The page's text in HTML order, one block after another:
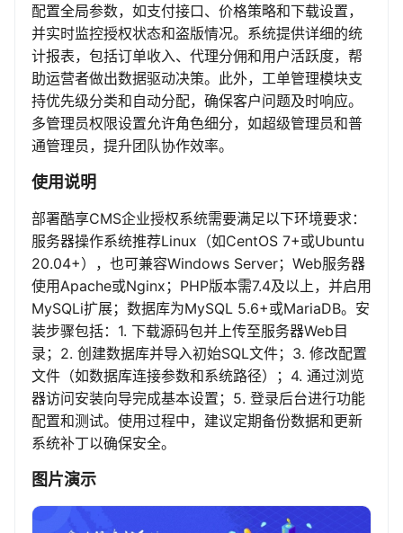
配置全局参数，如支付接口、价格策略和下载设置，
并实时监控授权状态和盗版情况。系统提供详细的统
计报表，包括订单收入、代理分佣和用户活跃度，帮
助运营者做出数据驱动决策。此外，工单管理模块支
持优先级分类和自动分配，确保客户问题及时响应。
多管理员权限设置允许角色细分，如超级管理员和普
通管理员，提升团队协作效率。
使用说明
部署酷享CMS企业授权系统需要满足以下环境要求：
服务器操作系统推荐Linux（如CentOS 7+或Ubuntu
20.04+），也可兼容Windows Server；Web服务器
使用Apache或Nginx；PHP版本需7.4及以上，并启用
MySQLi扩展；数据库为MySQL 5.6+或MariaDB。安
装步骤包括：1. 下载源码包并上传至服务器Web目
录；2. 创建数据库并导入初始SQL文件；3. 修改配置
文件（如数据库连接参数和系统路径）；4. 通过浏览
器访问安装向导完成基本设置；5. 登录后台进行功能
配置和测试。使用过程中，建议定期备份数据和更新
系统补丁以确保安全。
图片演示